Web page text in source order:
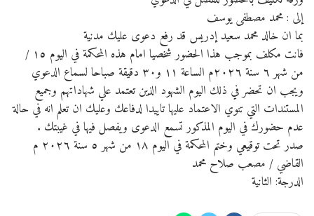
إلى : محمد مصطفى يوسف
بما ان خالد محمد سعيد إدريس قد رفع دعوى عليك مدنية
فانت مكلف بموجب هذا الحضور شخصيا امام هذه المحكمة في اليوم ١٥ /
من شهر ٦ سنة ٢٠٢٦م الساعة ١١ و٣٠ دقيقة صباحا لسماع الدعوي
ويجب ان تحضر في ذلك اليوم الشهود الذين تعتمد علي شهاداتهم وجميع
المستندات التي تنوي الاعتماد عليها تاييدا لدفاعك وعليك ان تعلم انه في حالة
عدم حضورك في اليوم المذكور تسمع الدعوى ويفصل فيها في غيبتك .
صدر تحت توقيعي وختم المحكمة في اليوم ١٨ من شهر ٥ سنة ٢٠٢٦ م
القاضي / مصعب صلاح محمد
الدرجة: الثانية